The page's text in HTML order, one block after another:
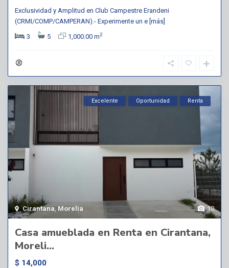
Exclusividad y Amplitud en Club Campestre Erandeni
(CRMI/COMP/CAMPERAN).- Experimente un e [más]
3
5 1,000.00 m2
10
Cirantana Morelia
Excelente Oportunidad Renta
Casa amueblada en Renta en Cirantana,
Moreli...
$ 14,000